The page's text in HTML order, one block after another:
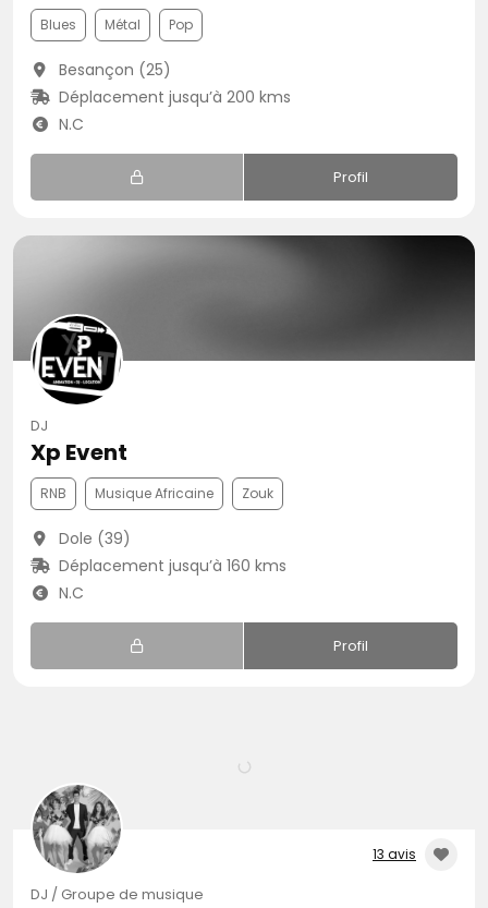
Blues Métal Pop
Besançon (25)
Déplacement jusqu’à 200 kms
N.C
Profil
DJ
Xp Event
RNB Musique Africaine Zouk
Dole (39)
Déplacement jusqu’à 160 kms
N.C
Profil
13 avis
DJ / Groupe de musique